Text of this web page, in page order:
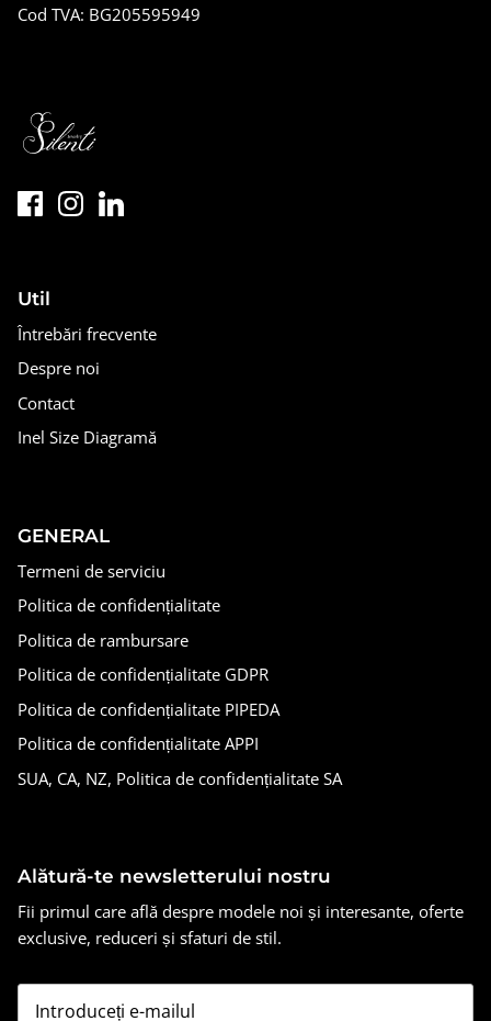
Cod TVA: BG205595949
Util
Întrebări frecvente
Despre noi
Contact
Inel Size Diagramă
GENERAL
Termeni de serviciu
Politica de confidențialitate
Politica de rambursare
Politica de confidențialitate GDPR
Politica de confidențialitate PIPEDA
Politica de confidențialitate APPI
SUA, CA, NZ, Politica de confidențialitate SA
Alătură-te newsletterului nostru
Fii primul care află despre modele noi și interesante, oferte
exclusive, reduceri și sfaturi de stil.